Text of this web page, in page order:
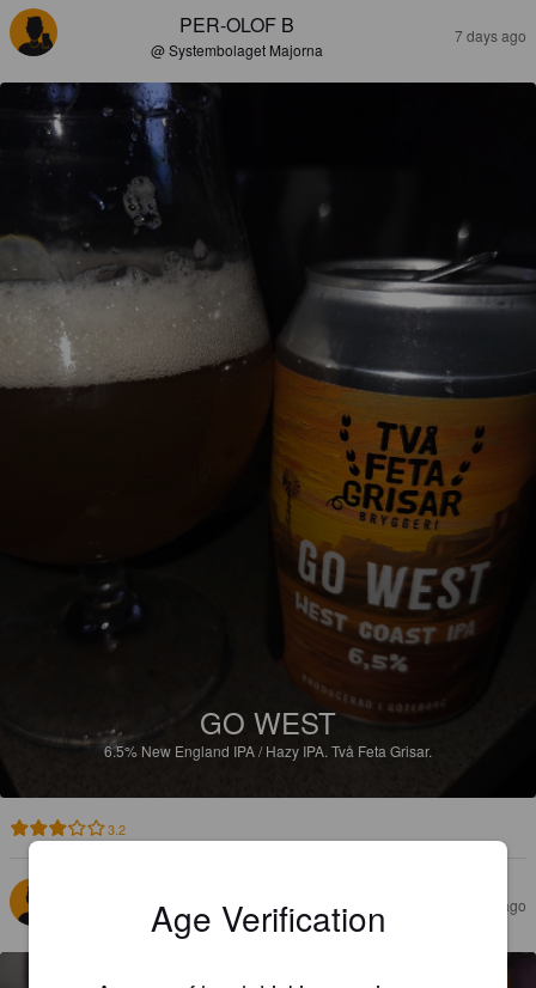
PER-OLOF B
@ Systembolaget Majorna
7 days ago
GO WEST
6.5% New England IPA / Hazy IPA. Två Feta Grisar.
3.2
DOTTORE STRANOAMORE 7 days ago
Age Verification